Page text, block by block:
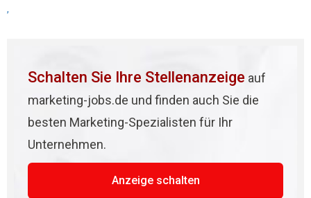
,
Schalten Sie Ihre Stellenanzeige auf
marketing-jobs.de und finden auch Sie die
besten Marketing-Spezialisten für Ihr
Unternehmen.
Anzeige schalten